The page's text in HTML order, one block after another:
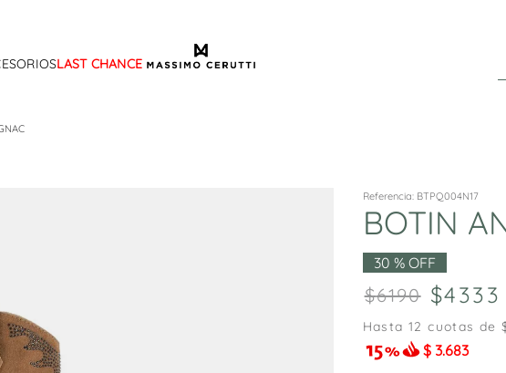
LAST CHANCE
Referencia: BTPQ004N17
BOTIN
30 % OFF
6190 4333
Hasta 12 cuotas de
$ 3.683